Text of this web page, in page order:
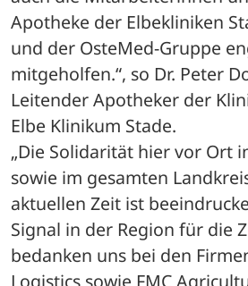
Apotheke der Elbekliniken
und der OsteMed-Gruppe
mitgeholfen.“, so Dr. Peter
Leitender Apotheker der
Elbe Klinikum Stade.
„Die Solidarität hier vor Ort
sowie im gesamten
aktuellen Zeit ist
Signal in der Region für die
bedanken uns bei den